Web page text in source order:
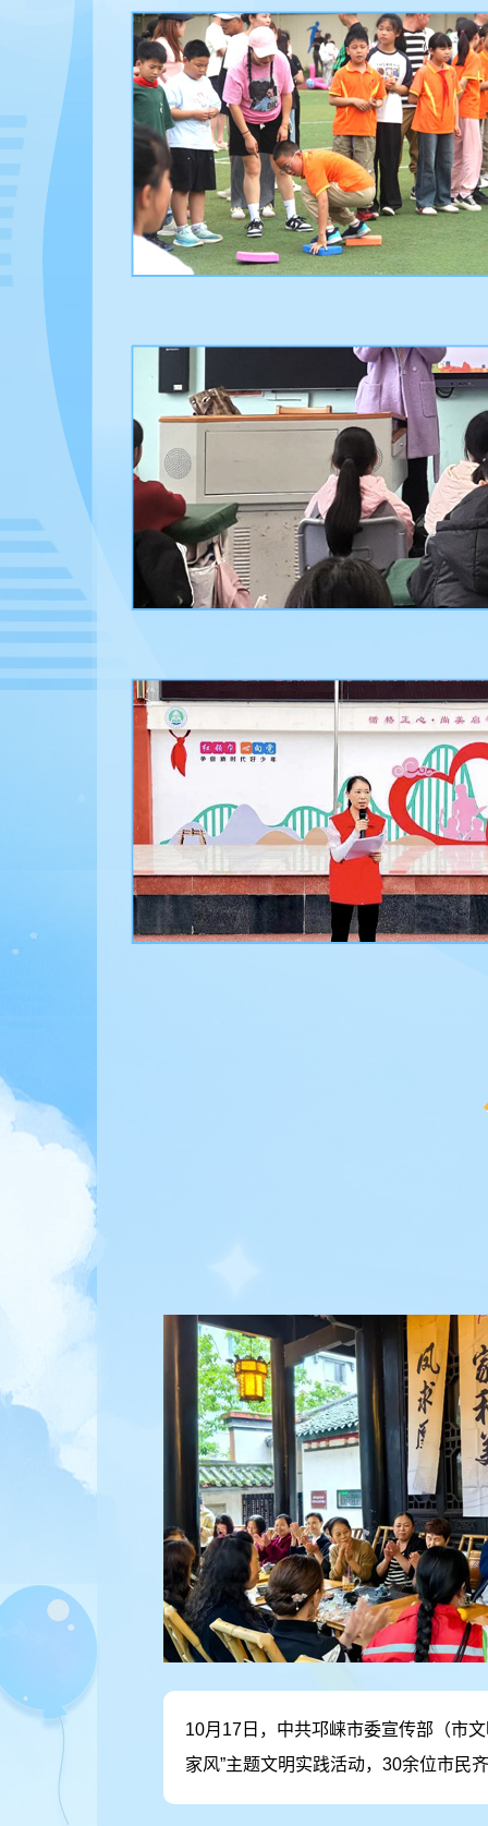
10月17日，中共邛崃市委宣传部（市
家风”主题文明实践活动，30余位市民